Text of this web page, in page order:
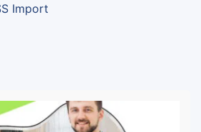
Import